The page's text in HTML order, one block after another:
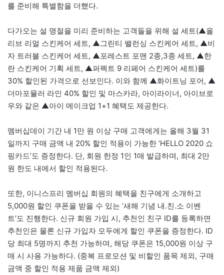
를 준비해 특별함을 더했다.
다가오는 설 명절을 미리 준비하는 고객들을 위해 설 세트(▲올
리브 리얼 스킨케어 세트, ▲그린티 밸런싱 스킨케어 세트, ▲비
자 트러블 스킨케어 세트, ▲포레스트 포맨 2종,3종 세트, ▲한
란 스킨케어 기획 세트, ▲퍼펙트 9 리페어 스킨케어 세트)를
30% 할인된 가격으로 선보인다. 이와 함께 ▲화이트닝 포어, ▲
더마포뮬러 라인 40% 할인 및 마스카라, 아이라이너, 아이브로
우와 같은 ▲아이 메이크업 1+1 혜택도 제공한다.
멤버십데이 기간 내 1만 원 이상 구매 고객에게는 올해 3월 31
일까지 구매 금액 내 20% 할인 적용이 가능한 ‘HELLO 2020 쇼
핑카드’도 증정한다. 단, 회원 한정 1인 1매 발급하며, 최대 2만
원 한도 내에서 할인 적용된다.
또한, 이니스프리 멤버십 회원의 혜택을 친구에게 소개하고
5,000원 할인 쿠폰을 받을 수 있는 ‘새해 기념 내.친.소 이벤
트’도 진행한다. 신규 회원 가입 시, 추천인 친구 ID를 등록하면
추천인은 물론 신규 가입자 모두에게 할인 쿠폰을 증정한다. ID
당 최대 5명까지 추천 가능하며, 해당 쿠폰은 15,000원 이상 구
매 시 사용 가능하다. (중복 프로모션 및 비할인 품목 제외, 구매
금액 중 할인 적용 제품 금액 제외)